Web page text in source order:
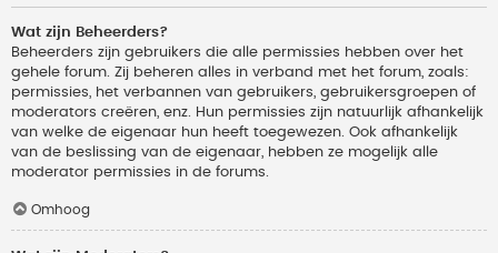
Wat zijn Beheerders?
Beheerders zijn gebruikers die alle permissies hebben over het
gehele forum. Zij beheren alles in verband met het forum, zoals:
permissies, het verbannen van gebruikers, gebruikersgroepen of
moderators creëren, enz. Hun permissies zijn natuurlijk afhankelijk
van welke de eigenaar hun heeft toegewezen. Ook afhankelijk
van de beslissing van de eigenaar, hebben ze mogelijk alle
moderator permissies in de forums.
Omhoog